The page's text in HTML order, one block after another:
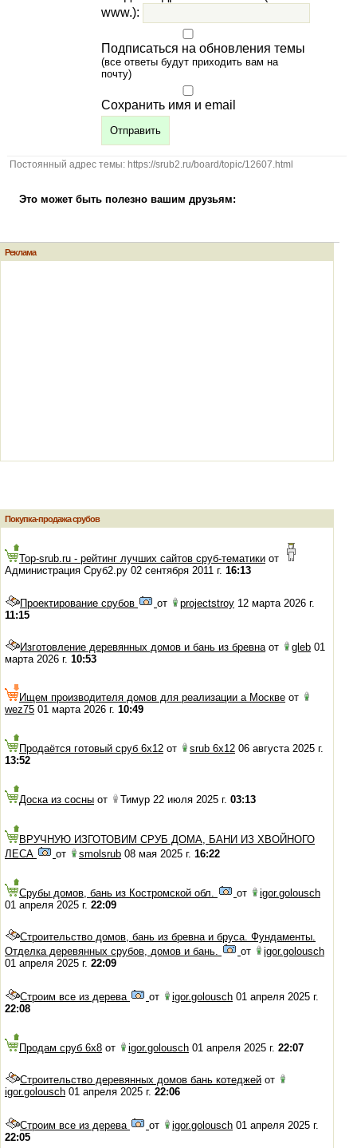
www.):
Подписаться на обновления темы
(все ответы будут приходить вам на
почту)
Сохранить имя и email
Постоянный адрес темы: https://srub2.ru/board/topic/12607.html
Это может быть полезно вашим друзьям:
Реклама
Покупка-продажа срубов
Top-srub.ru - рейтинг лучших сайтов сруб-тематики от
Администрация Сруб2.ру 02 сентября 2011 г. 16:13
Проектирование срубов от projectstroy 12 марта 2026 г.
11:15
Изготовление деревянных домов и бань из бревнаот gleb 01
марта 2026 г. 10:53
Ищем производителя домов для реализации а Москве от
wez75 01 марта 2026 г. 10:49
Продаётся готовый сруб 6х12 от srub 6x12 06 августа 2025 г.
13:52
Доска из сосны от Тимур 22 июля 2025 г. 03:13
ВРУЧНУЮ ИЗГОТОВИМ СРУБ ДОМА, БАНИ ИЗ ХВОЙНОГО
ЛЕСА
от smolsrub 08 мая 2025 г. 16:22
Срубы домов, бань из Костромской обл. от
igor.golousch
01 апреля 2025 г. 22:09
Строительство домов, бань из бревна и бруса. Фундаменты.
Отделка деревянных срубов, домов и бань.
от
igor.golousch
01 апреля 2025 г. 22:09
Строим все из дерева от igor.golousch 01 апреля 2025 г.
22:08
Продам сруб 6х8 от igor.golousch 01 апреля 2025 г. 22:07
Строительство деревянных домов бань котеджей от
igor.golousch 01 апреля 2025 г. 22:06
Строим все из дерева от igor.golousch 01 апреля 2025 г.
22:05